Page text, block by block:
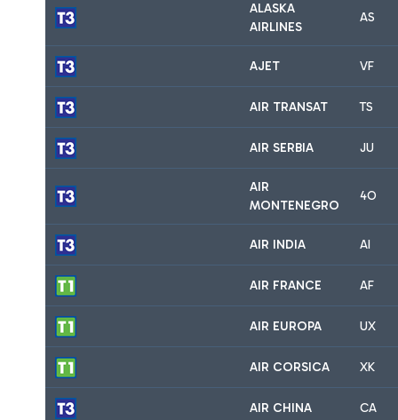
ALASKA
AIRLINES
AS
AJET VF
AIR TRANSAT TS
AIR SERBIA JU
AIR
MONTENEGRO
4O
AIR INDIA AI
AIR FRANCE AF
AIR EUROPA UX
AIR CORSICA XK
AIR CHINA CA